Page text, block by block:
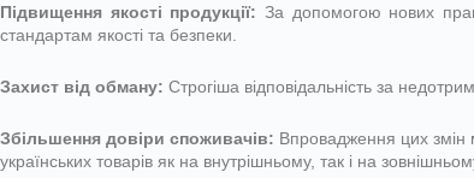
Підвищення якості продукції: За допомогою нових
стандартам якості та безпеки.
Захист від обману: Строгіша відповідальність за
Збільшення довіри споживачів: Впровадження цих змін
українських товарів як на внутрішньому, так і на